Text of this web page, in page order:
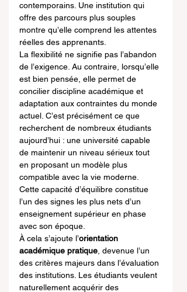
contemporains. Une institution qui
offre des parcours plus souples
montre qu’elle comprend les attentes
réelles des apprenants.
La flexibilité ne signifie pas l’abandon
de l’exigence. Au contraire, lorsqu’elle
est bien pensée, elle permet de
concilier discipline académique et
adaptation aux contraintes du monde
actuel. C’est précisément ce que
recherchent de nombreux étudiants
aujourd’hui : une université capable
de maintenir un niveau sérieux tout
en proposant un modèle plus
compatible avec la vie moderne.
Cette capacité d’équilibre constitue
l’un des signes les plus nets d’un
enseignement supérieur en phase
avec son époque.
À cela s’ajoute l’orientation
académique pratique , devenue l’un
des critères majeurs dans l’évaluation
des institutions. Les étudiants veulent
naturellement acquérir des